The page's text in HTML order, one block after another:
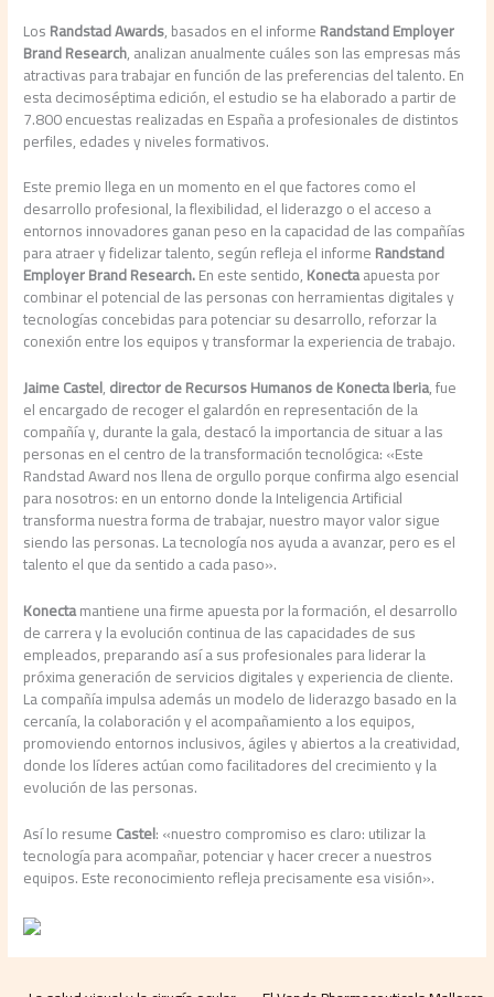
LosRandstad Awards, basados en el informeRandstand Employer
Brand Research, analizan anualmente cuáles son las empresas más
atractivas para trabajar en función de las preferencias del talento. En
esta decimoséptima edición, el estudio se ha elaborado a partir de
7.800 encuestas realizadas en España a profesionales de distintos
perfiles, edades y niveles formativos.
Este premio llega en un momento en el que factores como el
desarrollo profesional, la flexibilidad, el liderazgo o el acceso a
entornos innovadores ganan peso en la capacidad de las compañías
para atraer y fidelizar talento, según refleja el informeRandstand
Employer Brand Research.En este sentido,Konectaapuesta por
combinar el potencial de las personas con herramientas digitales y
tecnologías concebidas para potenciar su desarrollo, reforzar la
conexión entre los equipos y transformar la experiencia de trabajo.
Jaime Castel,director de Recursos Humanos de Konecta Iberia, fue
el encargado de recoger el galardón en representación de la
compañía y, durante la gala, destacó la importancia de situar a las
personas en el centro de la transformación tecnológica: «Este
Randstad Award nos llena de orgullo porque confirma algo esencial
para nosotros: en un entorno donde la Inteligencia Artificial
transforma nuestra forma de trabajar, nuestro mayor valor sigue
siendo las personas. La tecnología nos ayuda a avanzar, pero es el
talento el que da sentido a cada paso».
Konectamantiene una firme apuesta por la formación, el desarrollo
de carrera y la evolución continua de las capacidades de sus
empleados, preparando así a sus profesionales para liderar la
próxima generación de servicios digitales y experiencia de cliente.
La compañía impulsa además un modelo de liderazgo basado en la
cercanía, la colaboración y el acompañamiento a los equipos,
promoviendo entornos inclusivos, ágiles y abiertos a la creatividad,
donde los líderes actúan como facilitadores del crecimiento y la
evolución de las personas.
Así lo resumeCastel: «nuestro compromiso es claro: utilizar la
tecnología para acompañar, potenciar y hacer crecer a nuestros
equipos. Este reconocimiento refleja precisamente esa visión».